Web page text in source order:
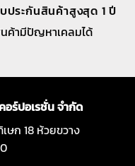
ประกันสินค้าสูงสุด 1 ปี
ค้ามีปัญหาเคลมได้
ร์ปอเรชั่น จำกัด
ษก 18 ห้วยขวาง